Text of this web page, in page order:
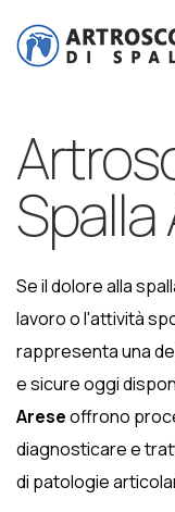
Se il dolore alla
lavoro o l'attività
rappresenta una
e sicure oggi
Areseoffrono
diagnosticare e
di patologie